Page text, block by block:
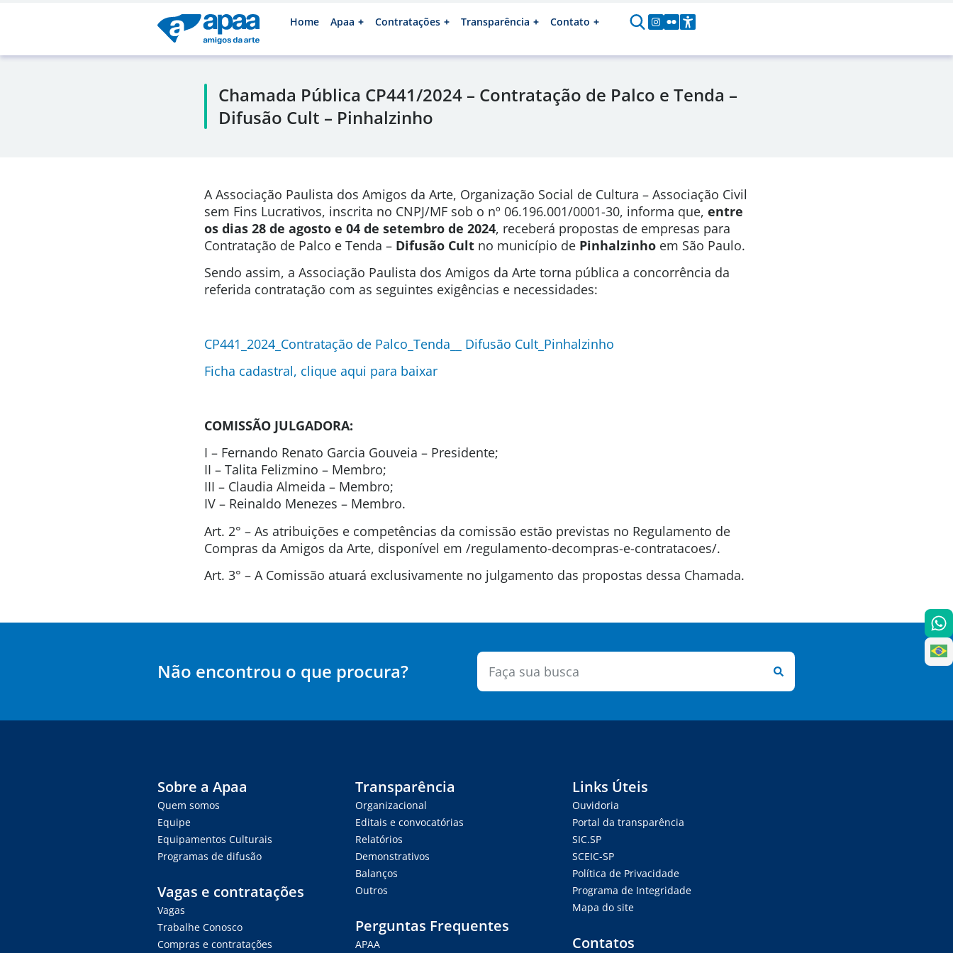
Home Apaa Contratações Transparência Contato
Chamada Pública CP441/2024 – Contratação de Palco e Tenda –
Difusão Cult – Pinhalzinho
A Associação Paulista dos Amigos da Arte, Organização Social de Cultura – Associação Civil
sem Fins Lucrativos, inscrita no CNPJ/MF sob o nº 06.196.001/0001-30, informa que, entre
os dias 28 de agosto e 04 de setembro de 2024, receberá propostas de empresas para
Contratação de Palco e Tenda – Difusão Cult no município de Pinhalzinho em São Paulo.
Sendo assim, a Associação Paulista dos Amigos da Arte torna pública a concorrência da
referida contratação com as seguintes exigências e necessidades:
CP441_2024_Contratação de Palco_Tenda__ Difusão Cult_Pinhalzinho
Ficha cadastral, clique aqui para baixar
COMISSÃO JULGADORA:
I – Fernando Renato Garcia Gouveia – Presidente;
II – Talita Felizmino – Membro;
III – Claudia Almeida – Membro;
IV – Reinaldo Menezes – Membro.
Art. 2° – As atribuições e competências da comissão estão previstas no Regulamento de
Compras da Amigos da Arte, disponível em /regulamento-decompras-e-contratacoes/.
Art. 3° – A Comissão atuará exclusivamente no julgamento das propostas dessa Chamada.
Não encontrou o que procura?
Sobre a Apaa
Quem somos
Equipe
Equipamentos Culturais
Programas de difusão
Vagas e contratações
Vagas
Trabalhe Conosco
Compras e contratações
Transparência
Organizacional
Editais e convocatórias
Relatórios
Demonstrativos
Balanços
Outros
Perguntas Frequentes
APAA
Links Úteis
Ouvidoria
Portal da transparência
SIC.SP
SCEIC-SP
Política de Privacidade
Programa de Integridade
Mapa do site
Contatos